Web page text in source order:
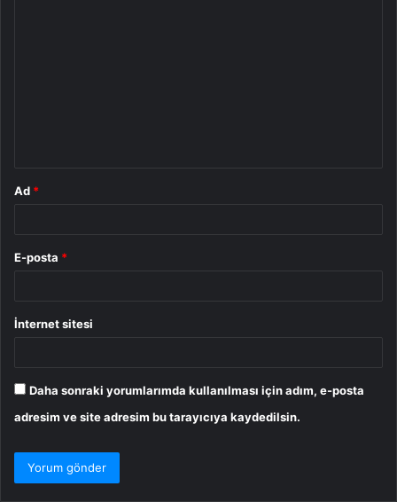
Ad *
E-posta *
İnternet sitesi
Daha sonraki yorumlarımda kullanılması için adım, e-posta
adresim ve site adresim bu tarayıcıya kaydedilsin.